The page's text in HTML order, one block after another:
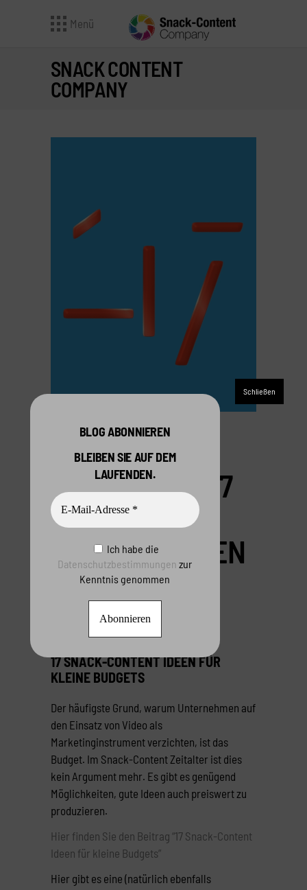
Menü
SNACK CONTENT
COMPANY
NEUE
INFOGRAFIK: 17
SNACK-
CONTENT IDEEN
FÜR KLEINE
BUDGETS
17 SNACK-CONTENT IDEEN FÜR
KLEINE BUDGETS
Der häufigste Grund, warum Unternehmen auf
den Einsatz von Video als
Marketinginstrument verzichten, ist das
Budget. Im Snack-Content Zeitalter ist dies
kein Argument mehr. Es gibt es genügend
Möglichkeiten, gute Ideen auch preiswert zu
produzieren.
Hier finden Sie den Beitrag “17 Snack-Content
Ideen für kleine Budgets”
Hier gibt es eine (natürlich ebenfalls
BLOG ABONNIEREN
BLEIBEN SIE AUF DEM
LAUFENDEN.
Ich habe die
Datenschutzbestimmungen zur
Kenntnis genommen